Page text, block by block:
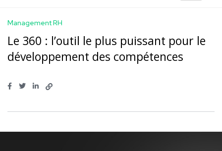
Management RH
Le 360 : l’outil le plus puissant pour le
développement des compétences